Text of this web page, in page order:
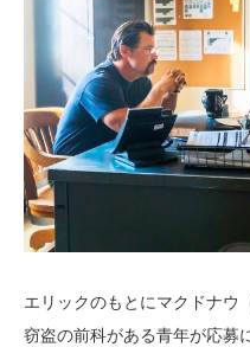
エリックのもとにマクドナウ
窃盗の前科がある青年が応募